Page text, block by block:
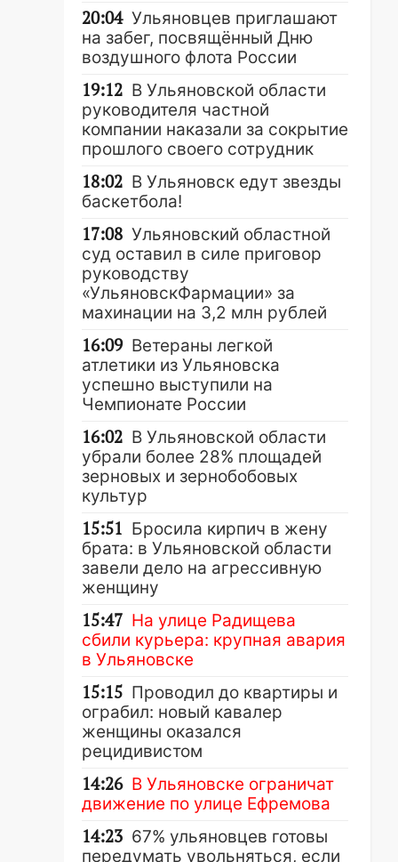
20:04 Ульяновцев приглашают
на забег, посвящённый Дню
воздушного флота России
19:12 В Ульяновской области
руководителя частной
компании наказали за сокрытие
прошлого своего сотрудник
18:02 В Ульяновск едут звезды
баскетбола!
17:08 Ульяновский областной
суд оставил в силе приговор
руководству
«УльяновскФармации» за
махинации на 3,2 млн рублей
16:09 Ветераны легкой
атлетики из Ульяновска
успешно выступили на
Чемпионате России
16:02 В Ульяновской области
убрали более 28% площадей
зерновых и зернобобовых
культур
15:51 Бросила кирпич в жену
брата: в Ульяновской области
завели дело на агрессивную
женщину
15:47 На улице Радищева
сбили курьера: крупная авария
в Ульяновске
15:15 Проводил до квартиры и
ограбил: новый кавалер
женщины оказался
рецидивистом
14:26 В Ульяновске ограничат
движение по улице Ефремова
14:23 67% ульяновцев готовы
передумать увольняться, если